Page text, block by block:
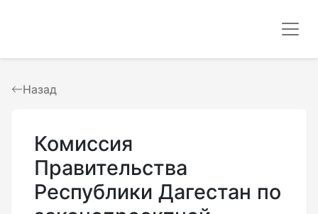
Назад
Комиссия
Правительства
Республики Дагестан по